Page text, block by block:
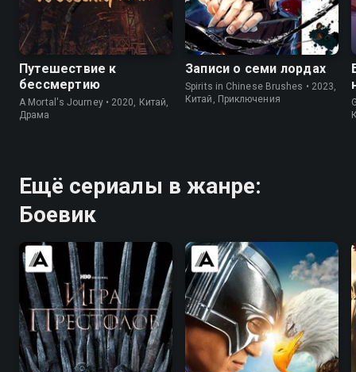
7.9 6.9
Путешествие к
бессмертию
A Mortal's Journey • 2020, Китай,
Драма
7.9 7.3
Записи о семи лордах
Spirits in Chinese Brushes • 2023,
Китай, Приключения
Ещё сериалы в жанре:
Боевик